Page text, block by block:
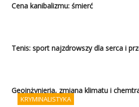
Cena kanibalizmu: śmierć
Tenis: sport najzdrowszy dla serca i
Geoinżynieria, zmiana klimatu i
KRYMINALISTYKA